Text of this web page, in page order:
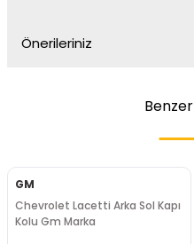
Önerileriniz
Benzer
GM
Chevrolet Lacetti Arka Sol Kapı
Kolu Gm Marka